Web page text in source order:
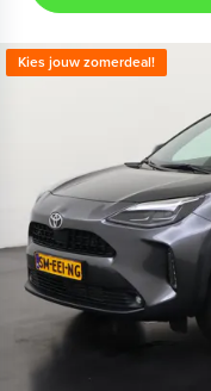
Kies jouw zomerdeal!